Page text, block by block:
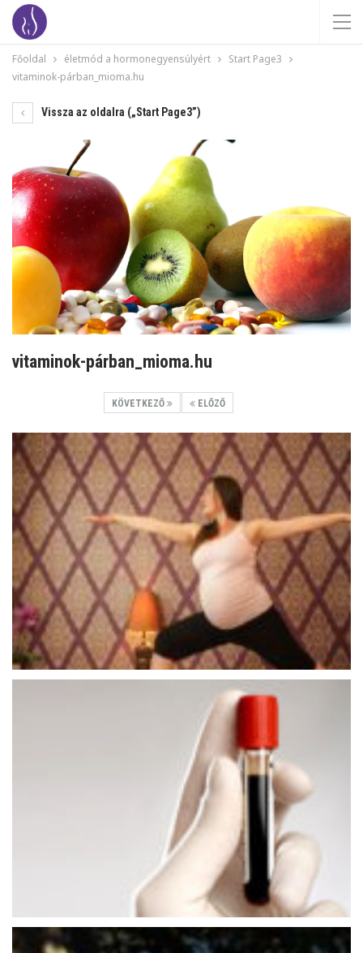
Főoldal életmód a hormonegyensúlyért
Start Page3
vitaminok-párban_mioma.hu
Vissza az oldalra („Start Page3”)
vitaminok-párban_mioma.hu
KÖVETKEZŐ ELŐZŐ